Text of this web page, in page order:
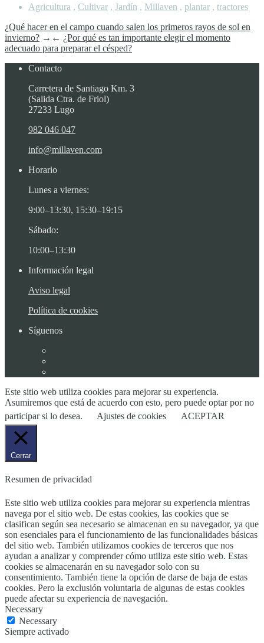
Agricultura , Cultivar , Jardín , Millaven , plantar , tractores
¿Qué hacer en el campo cuando salen los primeros rayos de sol en
invierno? → ← ¿Por qué es tan importante elegir el momento
adecuado para preparar el césped?
Contacto
Carretera de Santiago Km. 3
(Salida Ctra. de Friol)
27233 Lugo
982 046 047
info@millaven.com
Horario
Lunes a viernes:
9:00–13:30, 15:30–19:15
Sábado:
10:00–13:30
Información legal
Aviso legal
Política de cookies
Síguenos
Este sitio web utiliza cookies para mejorar su experiencia.
Asumiremos que está de acuerdo con esto, pero puede optar por no
participar si lo desea.
Ajustes de cookies ACEPTAR
Cerrar
Resumen de privacidad
Este sitio web utiliza cookies para mejorar su experiencia mientras
navega por el sitio web. De estas cookies, las cookies que se
clasifican según sea necesario se almacenan en su navegador, ya que
son esenciales para el funcionamiento de las funcionalidades básicas
del sitio web. También utilizamos cookies de terceros que nos
ayudan a analizar y comprender cómo utiliza este sitio web. Estas
cookies se almacenarán en su navegador solo con su
consentimiento. También tiene la opción de darse de baja de estas
cookies. Pero la exclusión voluntaria de algunas de estas cookies
puede afectar su experiencia de navegación.
Necessary
Necessary
Siempre activado